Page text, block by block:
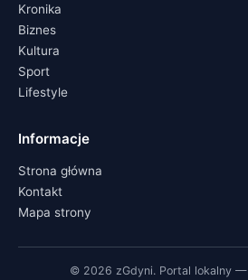
Kronika
Biznes
Kultura
Sport
Lifestyle
Informacje
Strona główna
Kontakt
Mapa strony
© 2026 zGdyni. Portal lokalny —